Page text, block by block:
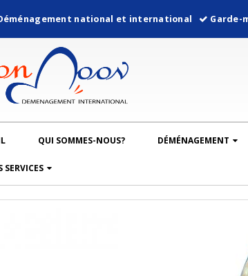
national et international Garde-
QUI SOMMES-NOUS? DÉMÉNAGEMENT
SERVICES